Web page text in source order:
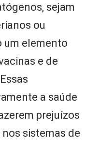
sejam
ou
um elemento
e de
a saúde
prejuízos
sistemas de